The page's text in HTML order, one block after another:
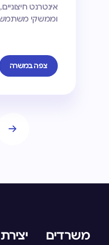
אינטרנט
וממשקי
צפה במשרה
משרדים